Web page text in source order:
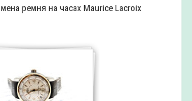
ремня на часах Maurice Lacroix